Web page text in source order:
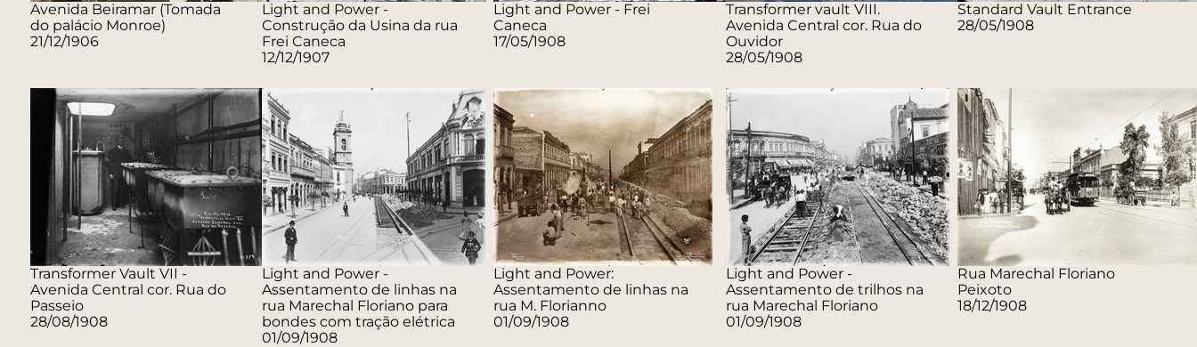
Avenida Beiramar (Tomada
do palácio Monroe)
21/12/1906
Light and Power -
Construção da Usina da rua
Frei Caneca
12/12/1907
Light and Power - Frei
Caneca
17/05/1908
Transformer vault VIII.
Avenida Central cor. Rua do
Ouvidor
28/05/1908
Standard Vault Entrance
28/05/1908
Transformer Vault VII -
Avenida Central cor. Rua do
Passeio
28/08/1908
Light and Power -
Assentamento de linhas na
rua Marechal Floriano para
bondes com tração elétrica
01/09/1908
Light and Power:
Assentamento de linhas na
rua M. Florianno
01/09/1908
Light and Power -
Assentamento de trilhos na
rua Marechal Floriano
01/09/1908
Rua Marechal Floriano
Peixoto
18/12/1908